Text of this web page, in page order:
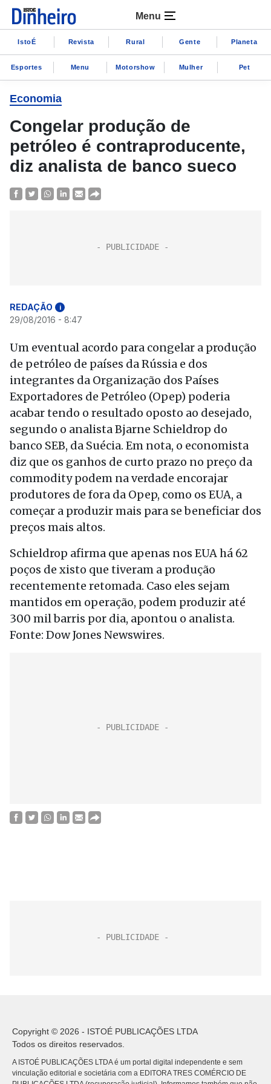
Menu
IstoÉ Revista Rural Gente Planeta
Esportes Menu Motorshow Mulher Pet
Economia
Congelar produção de
petróleo é contraproducente,
diz analista de banco sueco
REDAÇÃO i
29/08/2016 - 8:47
Um eventual acordo para congelar a produção
de petróleo de países da Rússia e dos
integrantes da Organização dos Países
Exportadores de Petróleo (Opep) poderia
acabar tendo o resultado oposto ao desejado,
segundo o analista Bjarne Schieldrop do
banco SEB, da Suécia. Em nota, o economista
diz que os ganhos de curto prazo no preço da
commodity podem na verdade encorajar
produtores de fora da Opep, como os EUA, a
começar a produzir mais para se beneficiar dos
preços mais altos.
Schieldrop afirma que apenas nos EUA há 62
poços de xisto que tiveram a produção
recentemente retomada. Caso eles sejam
mantidos em operação, podem produzir até
300 mil barris por dia, apontou o analista.
Fonte: Dow Jones Newswires.
Copyright © 2026 - ISTOÉ PUBLICAÇÕES LTDA
Todos os direitos reservados.
A ISTOÉ PUBLICAÇÕES LTDA é um portal digital independente e sem
vinculação editorial e societária com a EDITORA TRES COMÉRCIO DE